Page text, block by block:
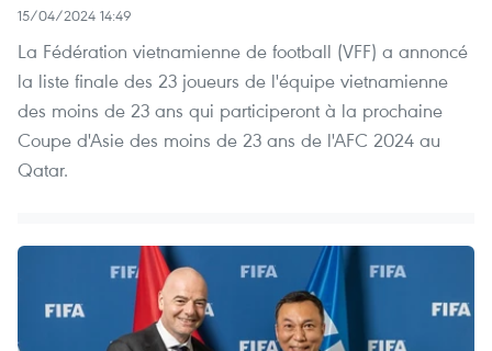
15/04/2024 14:49
La Fédération vietnamienne de football (VFF) a annoncé
la liste finale des 23 joueurs de l'équipe vietnamienne
des moins de 23 ans qui participeront à la prochaine
Coupe d'Asie des moins de 23 ans de l'AFC 2024 au
Qatar.